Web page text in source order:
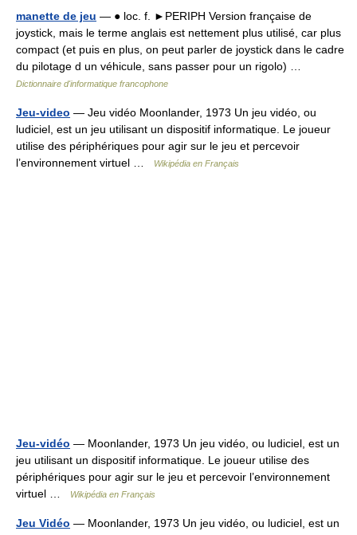
manette de jeu — ● loc. f. ►PERIPH Version française de
joystick, mais le terme anglais est nettement plus utilisé, car plus
compact (et puis en plus, on peut parler de joystick dans le cadre
du pilotage d un véhicule, sans passer pour un rigolo) …
Dictionnaire d'informatique francophone
Jeu-video — Jeu vidéo Moonlander, 1973 Un jeu vidéo, ou
ludiciel, est un jeu utilisant un dispositif informatique. Le joueur
utilise des périphériques pour agir sur le jeu et percevoir
l’environnement virtuel …
Wikipédia en Français
Jeu-vidéo — Moonlander, 1973 Un jeu vidéo, ou ludiciel, est un
jeu utilisant un dispositif informatique. Le joueur utilise des
périphériques pour agir sur le jeu et percevoir l’environnement
virtuel …
Wikipédia en Français
Jeu Vidéo — Moonlander, 1973 Un jeu vidéo, ou ludiciel, est un